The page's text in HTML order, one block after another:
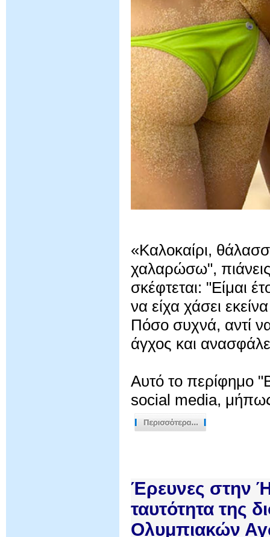
«Καλοκαίρι,
χαλαρώσω",
σκέφτεται: "Είμαι
να είχα χάσει
Πόσο συχνά, αντί
άγχος και
Αυτό το περίφημο
social media,
Έρευνες στην
ταυτότητα της
Ολυμπιακών